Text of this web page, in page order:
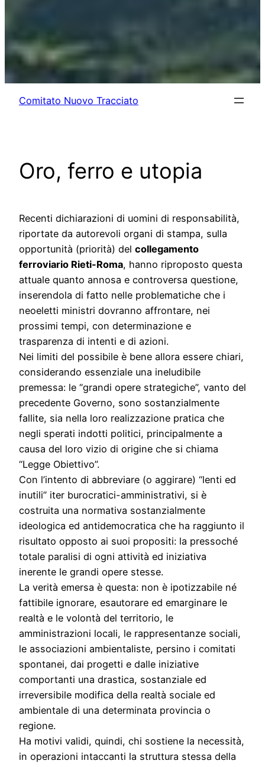
Comitato Nuovo Tracciato
Oro, ferro e utopia
Recenti dichiarazioni di uomini di responsabilità,
riportate da autorevoli organi di stampa, sulla
opportunità (priorità) del collegamento
ferroviario Rieti-Roma, hanno riproposto questa
attuale quanto annosa e controversa questione,
inserendola di fatto nelle problematiche che i
neoeletti ministri dovranno affrontare, nei
prossimi tempi, con determinazione e
trasparenza di intenti e di azioni.
Nei limiti del possibile è bene allora essere chiari,
considerando essenziale una ineludibile
premessa: le “grandi opere strategiche”, vanto del
precedente Governo, sono sostanzialmente
fallite, sia nella loro realizzazione pratica che
negli sperati indotti politici, principalmente a
causa del loro vizio di origine che si chiama
“Legge Obiettivo”.
Con l’intento di abbreviare (o aggirare) “lenti ed
inutili” iter burocratici-amministrativi, si è
costruita una normativa sostanzialmente
ideologica ed antidemocratica che ha raggiunto il
risultato opposto ai suoi propositi: la pressoché
totale paralisi di ogni attività ed iniziativa
inerente le grandi opere stesse.
La verità emersa è questa: non è ipotizzabile né
fattibile ignorare, esautorare ed emarginare le
realtà e le volontà del territorio, le
amministrazioni locali, le rappresentanze sociali,
le associazioni ambientaliste, persino i comitati
spontanei, dai progetti e dalle iniziative
comportanti una drastica, sostanziale ed
irreversibile modifica della realtà sociale ed
ambientale di una determinata provincia o
regione.
Ha motivi validi, quindi, chi sostiene la necessità,
in operazioni intaccanti la struttura stessa della